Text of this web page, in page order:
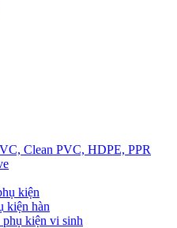
Clean PVC, HDPE, PPR
kiện
kiện hàn
kiện vi sinh